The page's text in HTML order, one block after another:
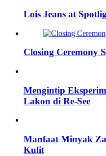
Lois Jeans at
Closing Ceremony
Mengintip
Lakon di Re-See
Manfaat Minyak
Kulit